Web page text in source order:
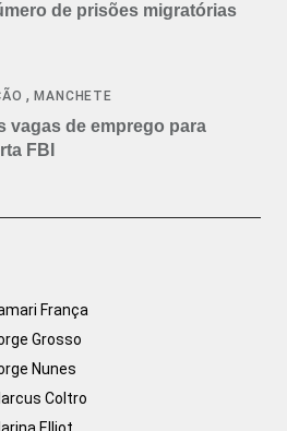
de prisões migratórias
,MANCHETE
vagas de emprego para
FBI
França
Grosso
Nunes
Coltro